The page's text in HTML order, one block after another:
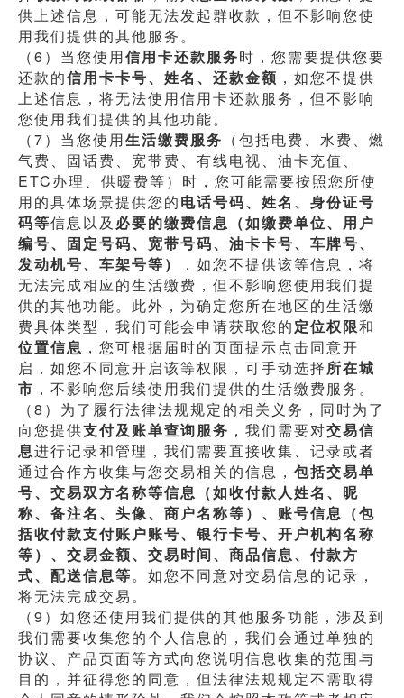
供上述信息，可能无法发起群收款，但不影响您使
用我们提供的其他服务。
（6）当您使用信用卡还款服务时，您需要提供您要
还款的信用卡卡号、姓名、还款金额 ，如您不提供
上述信息，将无法使用信用卡还款服务，但不影响
您使用我们提供的其他功能。
（7）当您使用生活缴费服务 （包括电费、水费、燃
气费、固话费、宽带费、有线电视、油卡充值、
ETC办理、供暖费等）时，您可能需要按照您所使
用的具体场景提供您的电话号码、姓名、身份证号
码等信息以及 必要的缴费信息（如缴费单位、用户
编号、固定号码、宽带号码、油卡卡号、车牌号、
发动机号、车架号等）
，如您不提供该等信息，将
无法完成相应的生活缴费，但不影响您使用我们提
供的其他功能。此外，为确定您所在地区的生活缴
费具体类型，我们可能会申请获取您的定位权限和
位置信息 ，您可根据届时的页面提示点击同意开
启，如您不同意开启该等权限，可手动选择所在城
市 ，不影响您后续使用我们提供的生活缴费服务。
（8）为了履行法律法规规定的相关义务，同时为了
向您提供支付及账单查询服务 ，我们需要对交易信
息进行记录和管理，我们需要直接收集、记录或者
通过合作方收集与您交易相关的信息， 包括交易单
号、交易双方名称等信息（如收付款人姓名、昵
称、备注名、头像、商户名称等）、账号信息（包
括收付款支付账户账号、银行卡号、开户机构名称
等）、交易金额、交易时间、商品信息、付款方
式、配送信息等。如您不同意对交易信息的记录，
将无法完成交易。
（9）如您还使用我们提供的其他服务功能，涉及到
我们需要收集您的个人信息的，我们会通过单独的
协议、产品页面等方式向您说明信息收集的范围与
目的，并征得您的同意，但法律法规规定不需取得